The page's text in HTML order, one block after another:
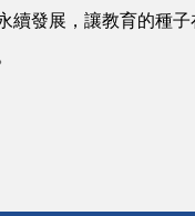
續發展，讓教育的種